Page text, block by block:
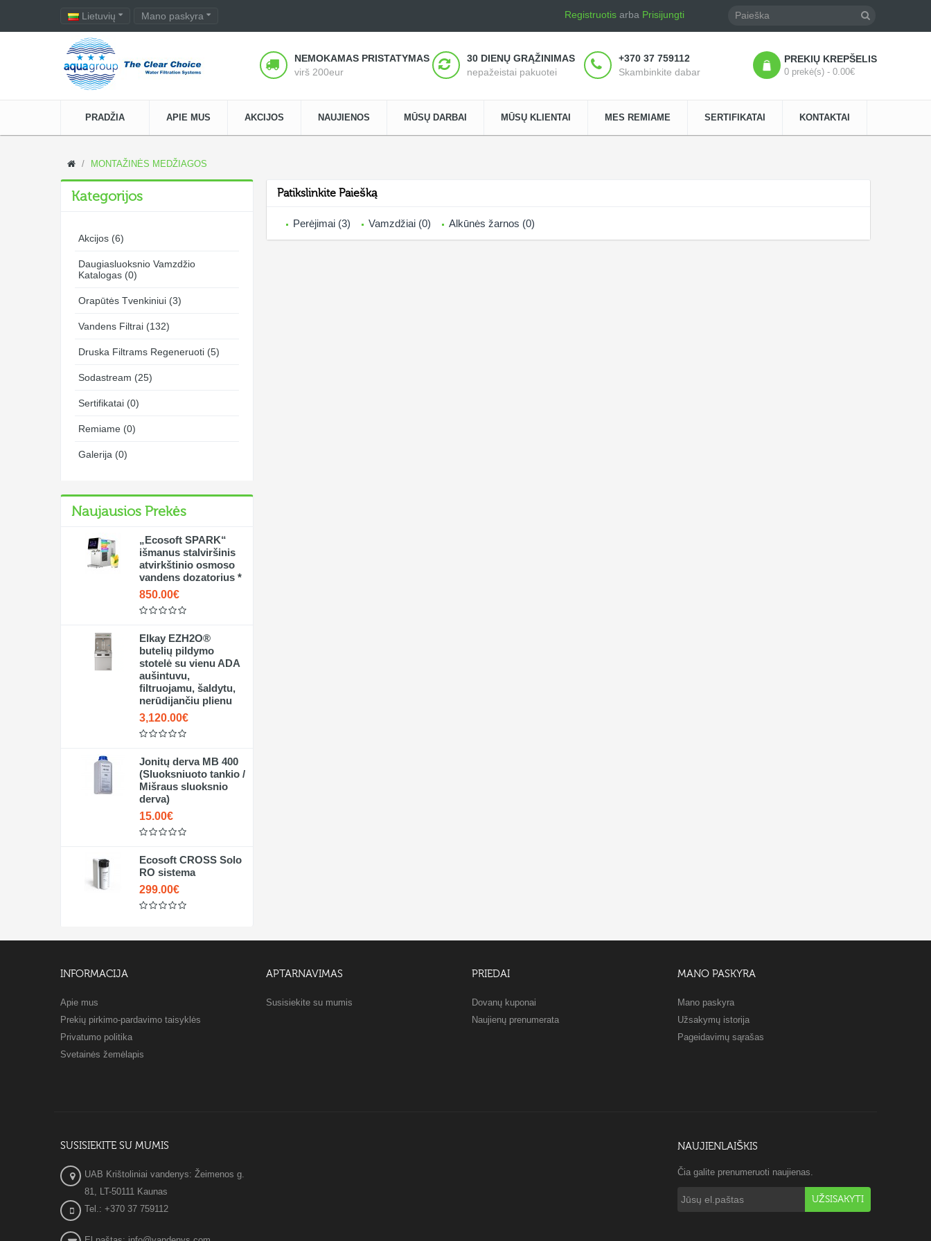
Lietuvių Mano paskyra Registruotisarba Prisijungti
NEMOKAMAS PRISTATYMAS
virš 200eur
30 DIENŲ GRĄŽINIMAS
nepažeistai pakuotei
+370 37 759112
Skambinkite dabar
PREKIŲ KREPŠELIS
0 prekė(s) - 0.00€
PRADŽIA APIE MUS AKCIJOS NAUJIENOS MŪSŲ DARBAI MŪSŲ KLIENTAI MES REMIAME SERTIFIKATAI KONTAKTAI
MONTAŽINĖS MEDŽIAGOS
Kategorijos
Akcijos (6)
Daugiasluoksnio Vamzdžio
Katalogas (0)
Orapūtės Tvenkiniui (3)
Vandens Filtrai (132)
Druska Filtrams Regeneruoti (5)
Sodastream (25)
Sertifikatai (0)
Remiame (0)
Galerija (0)
Naujausios Prekės
„Ecosoft SPARK“
išmanus stalviršinis
atvirkštinio osmoso
vandens dozatorius *
850.00€
Elkay EZH2O®
butelių pildymo
stotelė su vienu ADA
aušintuvu,
filtruojamu, šaldytu,
nerūdijančiu plienu
3,120.00€
Jonitų derva MB 400
(Sluoksniuoto tankio /
Mišraus sluoksnio
derva)
15.00€
Ecosoft CROSS Solo
RO sistema
299.00€
Patikslinkite Paiešką
Perėjimai (3) Vamzdžiai (0) Alkūnės žarnos (0)
INFORMACIJA
Apie mus
Prekių pirkimo-pardavimo taisyklės
Privatumo politika
Svetainės žemėlapis
APTARNAVIMAS
Susisiekite su mumis
PRIEDAI
Dovanų kuponai
Naujienų prenumerata
MANO PASKYRA
Mano paskyra
Užsakymų istorija
Pageidavimų sąrašas
SUSISIEKITE SU MUMIS
UAB Krištoliniai vandenys: Žeimenos g.
81, LT-50111 Kaunas
Tel.: +370 37 759112
NAUJIENLAIŠKIS
Čia galite prenumeruoti naujienas.
UŽSISAKYTI